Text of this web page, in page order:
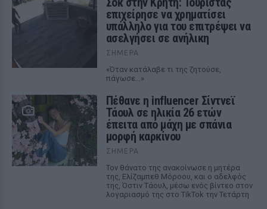
επιχείρησε να χρηματίσει
υπάλληλο για του επιτρέψει να
ασελγήσει σε ανήλικη
ΣΉΜΕΡΑ
«Όταν κατάλαβε τι της ζητούσε,
πάγωσε...»
Πέθανε η influencer Σίντνεϊ
Τάουλ σε ηλικία 26 ετών
έπειτα από μάχη με σπάνια
μορφή καρκίνου
ΣΉΜΕΡΑ
Τον θάνατο της ανακοίνωσε η μητέρα
της, Ελίζαμπεθ Μόροου, και ο αδελφός
της, Όστιν Τάουλ, μέσω ενός βίντεο στον
λογαριασμό της στο TikTok την Τετάρτη